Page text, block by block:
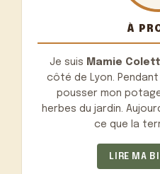
À
Je suis Mamie
côté de Lyon.
pousser mon
herbes du jardin.
ce que la
LIRE MA